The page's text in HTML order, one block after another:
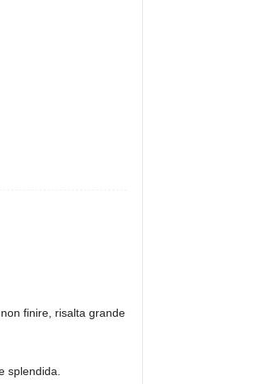
finire, risalta grande
splendida.